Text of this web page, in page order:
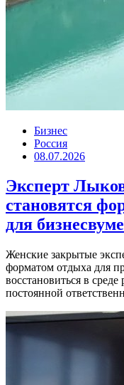
Бизнес
Россия
08.07.2026
Эксперт
становятся
для
Женские закрытые
форматом отдыха для
восстановиться в
постоянной